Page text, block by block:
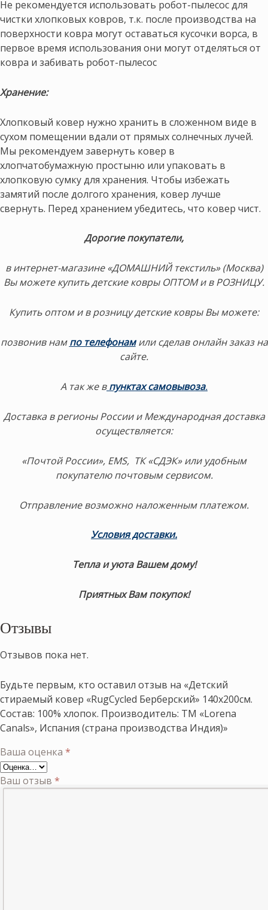
Не рекомендуется использовать робот-пылесос для
чистки хлопковых ковров, т.к. после производства на
поверхности ковра могут оставаться кусочки ворса, в
первое время использования они могут отделяться от
ковра и забивать робот-пылесос
Хранение:
Хлопковый ковер нужно хранить в сложенном виде в
сухом помещении вдали от прямых солнечных лучей.
Мы рекомендуем завернуть ковер в
хлопчатобумажную простыню или упаковать в
хлопковую сумку для хранения. Чтобы избежать
замятий после долгого хранения, ковер лучше
свернуть. Перед хранением убедитесь, что ковер чист.
Дорогие покупатели,
в интернет-магазине «ДОМАШНИЙ текстиль» (Москва)
Вы можете купить детские ковры ОПТОМ и в РОЗНИЦУ.
Купить оптом и в розницу детские ковры Вы можете:
позвонив нам по телефонамили сделав онлайн заказ на
сайте.
А так же в пунктах самовывоза.
Доставка в регионы России и Международная доставка
осуществляется:
«Почтой России», EMS, ТК «СДЭК» или удобным
покупателю почтовым сервисом.
Отправление возможно наложенным платежом.
Условия доставки.
Тепла и уюта Вашем дому!
Приятных Вам покупок!
Отзывы
Отзывов пока нет.
Будьте первым, кто оставил отзыв на «Детский
стираемый ковер «RugCycled Берберский» 140х200см.
Состав: 100% хлопок. Производитель: ТМ «Lorena
Canals», Испания (страна производства Индия)»
Ваша оценка *
Ваш отзыв *